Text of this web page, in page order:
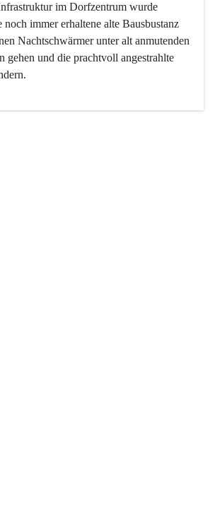
im Dorfzentrum wurde
noch immer erhaltene alte Bausbustanz
Nachtschwärmer unter alt anmutenden
gehen und die prachtvoll angestrahlte
heute nicht mehr, ist aber integrativer